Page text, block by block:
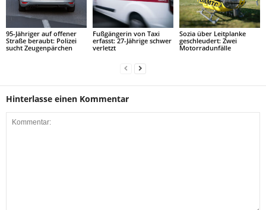
95-Jähriger auf offener
Straße beraubt: Polizei
sucht Zeugenpärchen
Fußgängerin von Taxi
erfasst: 27-Jährige schwer
verletzt
Sozia über Leitplanke
geschleudert: Zwei
Motorradunfälle
Hinterlasse einen Kommentar